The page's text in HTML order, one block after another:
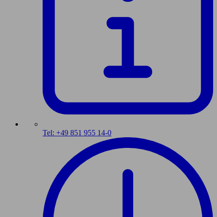
Tel: +49 851 955 14-0